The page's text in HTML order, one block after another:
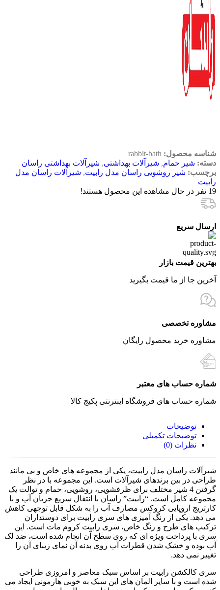
شناسه محصول: rabbit-bath
دسته: شیر حمام, شیرآلات بهداشتی, شیرآلات بهداشتی راسان
برچسب: شیر روشویی راسان مدل رابیت, شیرآلات راسان مدل
رابیت
19 نفر در حال مشاهده این محصول هستند!
ارسال سریع
بهترین قیمت بازار
آخرین جا از ما قیمت بگیرید
مشاوره تخصصی
مشاوره خرید محصول رایگان
شماره حساب های معتبر
شماره حساب های فروشگاه اینترنتی پکیج کالا
توضیحات
توضیحات تکمیلی
نظرات (0)
شیرآلات راسان مدل رابیت، یکی از مجموعه های خاص و بی مانند
طراحی در بین برندهای شیرآلات است. این مجموعه با در نظر
گرفتن 4 شیر مختلف برای ظرفشویی، روشویی، حمام و توالت یک
مجموعه کامل است. “رابیت” راسان با انتقال سریع جریان آب و با
کارتریج اروپایی کروکس مصارف آب را به شکل قابل توجهی کاهش
می دهد. یکی از رنگ آمیزی های سری رابیت برای دوستداران
ترکیب های طرح و رنگ خاص، سری رابیت کروم مات است. این
سری با پرداخت ویژه ای که روی سطح آن انجام شده است، ضد لک
آب بوده و خشک شدن قطرات آب روی بدنه آن نمای زیبای آن را
تغییر نمی دهد.
سری کالکشن رابیت بر اساس سبک معاصر و امروزی طراحی
شده است و با سایر المان های این سبک به خوبی هارمونی ایجاد می